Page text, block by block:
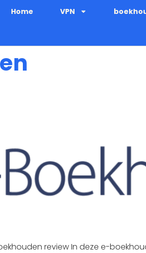
Home VPN
review In deze e-